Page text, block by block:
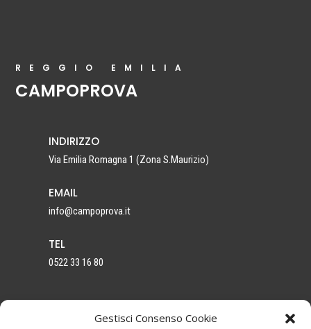
Gestisci Consenso Cookie
REGGIO EMILIA
CAMPOPROVA
INDIRIZZO
Via Emilia Romagna 1 (Zona S.Maurizio)
EMAIL
info@campoprova.it
TEL
0522 33 16 80